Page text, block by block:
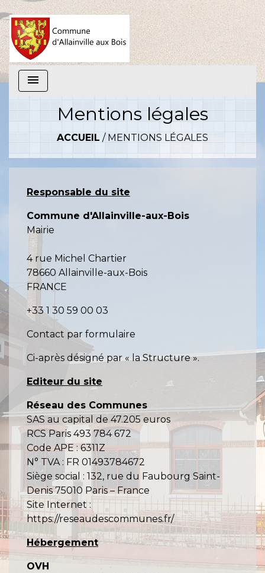
menu
Mentions légales
ACCUEIL / MENTIONS LÉGALES
Responsable du site
Commune d'Allainville-aux-Bois
Mairie
4 rue Michel Chartier
78660 Allainville-aux-Bois
FRANCE
+33 1 30 59 00 03
Contact par formulaire
Ci-après désigné par « la Structure ».
Editeur du site
Réseau des Communes
SAS au capital de 47.205 euros
RCS Paris 493 784 672
Code APE : 6311Z
N° TVA : FR 01493784672
Siège social : 132, rue du Faubourg Saint-
Denis 75010 Paris – France
Site Internet :
https://reseaudescommunes.fr/
Hébergement
OVH